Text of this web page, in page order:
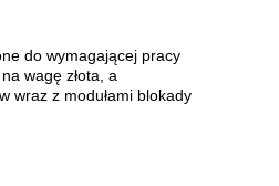
do wymagającej pracy
wagę złota, a
wraz z modułami blokady